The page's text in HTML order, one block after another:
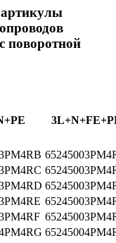
артикулы
поворотной